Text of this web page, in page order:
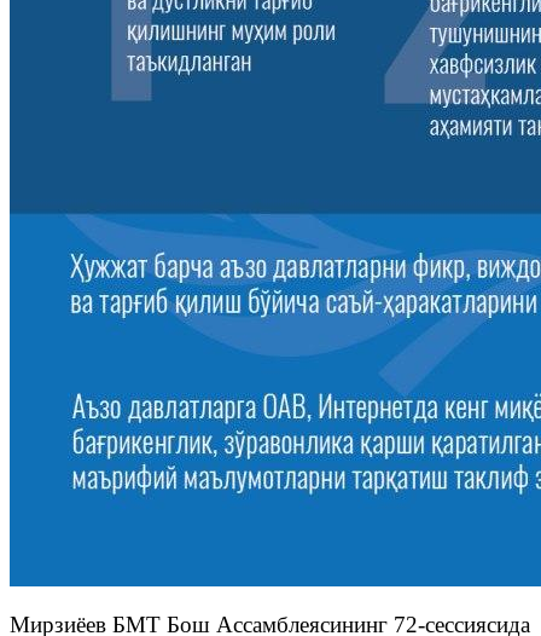
Мирзиёев БМТ Бош Ассамблеясининг 72-сессиясида